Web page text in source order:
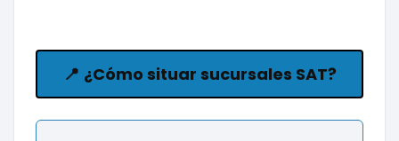
📍 ¿Cómo situar sucursales SAT?